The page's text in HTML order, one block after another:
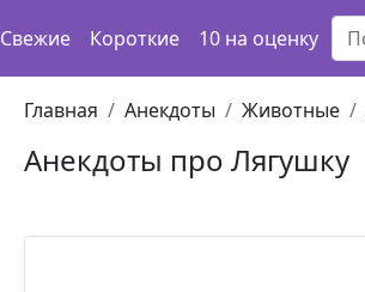
Свежие Короткие 10 на оценку
Главная Анекдоты Животные
Анекдоты про Лягушку